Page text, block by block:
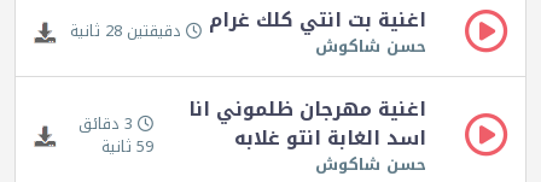
اغنية بت انتي كلك غرام
حسن شاكوش دقيقتين 28 ثانية
اغنية مهرجان ظلموني انا
اسد الغابة انتو غلابه
حسن شاكوش
3 دقائق
59 ثانية